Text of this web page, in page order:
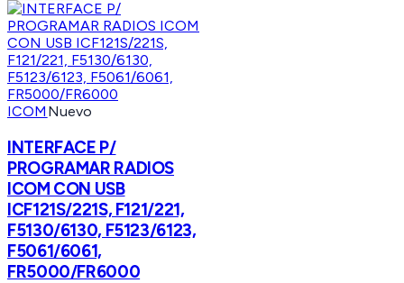
ICOM Nuevo
INTERFACE P/
PROGRAMAR RADIOS
ICOM CON USB
ICF121S/221S, F121/221,
F5130/6130, F5123/6123,
F5061/6061,
FR5000/FR6000